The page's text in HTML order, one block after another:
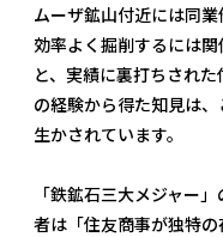
ムーザ鉱山付近には同業
効率よく掘削するには
と、実績に裏打ちされ
の経験から得た知見は
生かされています。
「鉄鉱石三大メジャー
者は「住友商事が独特